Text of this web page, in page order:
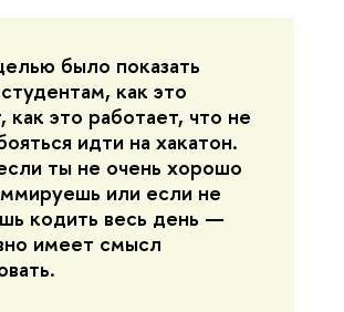
было показать
как это
как это работает, что не
идти на хакатон.
ты не очень хорошо
или если не
кодить весь день —
имеет смысл